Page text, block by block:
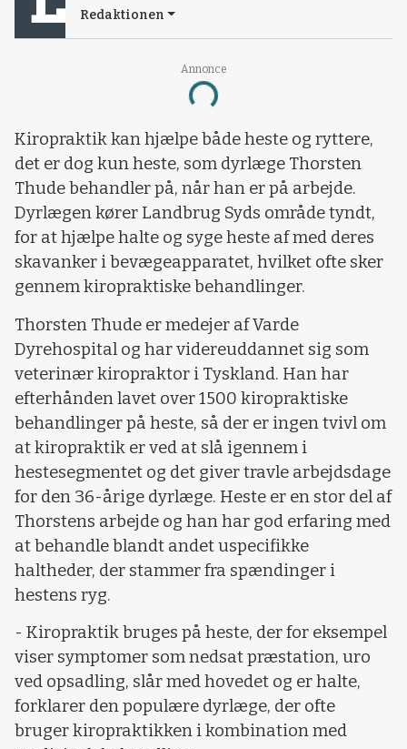
Annonce
Loading...
Redaktionen
Kiropraktik kan hjælpe både heste og ryttere,
det er dog kun heste, som dyrlæge Thorsten
Thude behandler på, når han er på arbejde.
Dyrlægen kører Landbrug Syds område tyndt,
for at hjælpe halte og syge heste af med deres
skavanker i bevægeapparatet, hvilket ofte sker
gennem kiropraktiske behandlinger.
Thorsten Thude er medejer af Varde
Dyrehospital og har videreuddannet sig som
veterinær kiropraktor i Tyskland. Han har
efterhånden lavet over 1500 kiropraktiske
behandlinger på heste, så der er ingen tvivl om
at kiropraktik er ved at slå igennem i
hestesegmentet og det giver travle arbejdsdage
for den 36-årige dyrlæge. Heste er en stor del af
Thorstens arbejde og han har god erfaring med
at behandle blandt andet uspecifikke
haltheder, der stammer fra spændinger i
hestens ryg.
- Kiropraktik bruges på heste, der for eksempel
viser symptomer som nedsat præstation, uro
ved opsadling, slår med hovedet og er halte,
forklarer den populære dyrlæge, der ofte
bruger kiropraktikken i kombination med